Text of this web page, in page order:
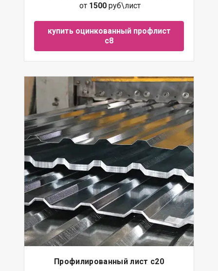
от 1500 руб\лист
купить оцинкованный профлист
с8
Профилированный лист с20